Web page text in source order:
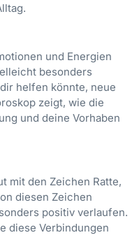
und Energien
besonders
helfen könnte, neue
zeigt, wie die
und deine Vorhaben
mit den Zeichen Ratte,
diesen Zeichen
positiv verlaufen.
diese Verbindungen